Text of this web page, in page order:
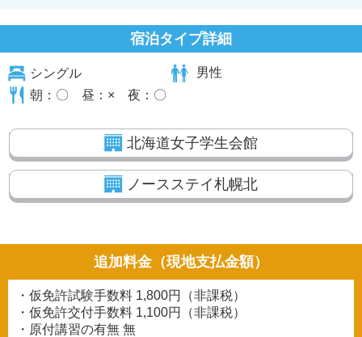
宿泊タイプ詳細
シングル
男性
朝：〇 昼：× 夜：〇
北海道女子学生会館
ノースステイ札幌北
追加料金（現地支払金額）
・仮免許試験手数料 1,800円（非課税）
・仮免許交付手数料 1,100円（非課税）
・原付講習の有無 無